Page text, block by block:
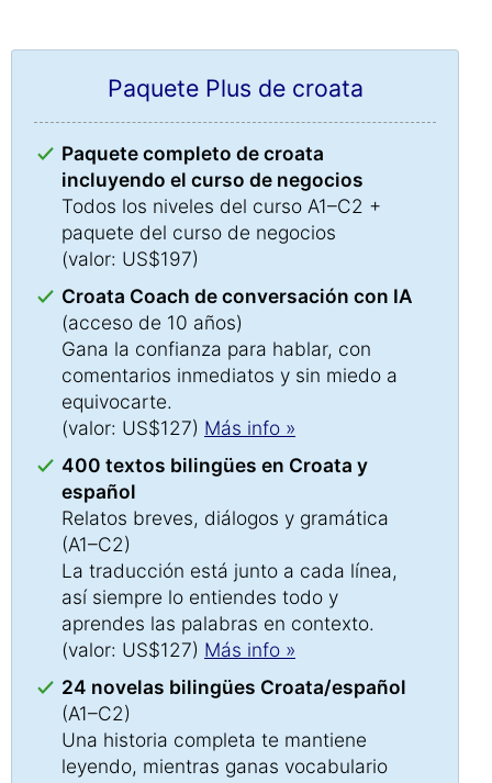
Paquete Plus de croata
Paquete completo de croata
incluyendo el curso de negocios
Todos los niveles del curso A1–C2 +
paquete del curso de negocios
(valor: US$197)
Croata Coach de conversación con IA
(acceso de 10 años)
Gana la confianza para hablar, con
comentarios inmediatos y sin miedo a
equivocarte.
(valor: US$127) Más info »
400 textos bilingües en Croata y
español
Relatos breves, diálogos y gramática
(A1–C2)
La traducción está junto a cada línea,
así siempre lo entiendes todo y
aprendes las palabras en contexto.
(valor: US$127) Más info »
24 novelas bilingües Croata/español
(A1–C2)
Una historia completa te mantiene
leyendo, mientras ganas vocabulario